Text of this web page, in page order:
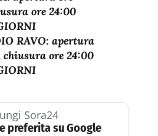
ore 24:00
RAVO: apertura
chiusura ore 24:00
Sora24
preferita su Google